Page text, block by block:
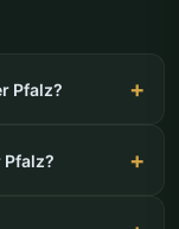
Pfalz?